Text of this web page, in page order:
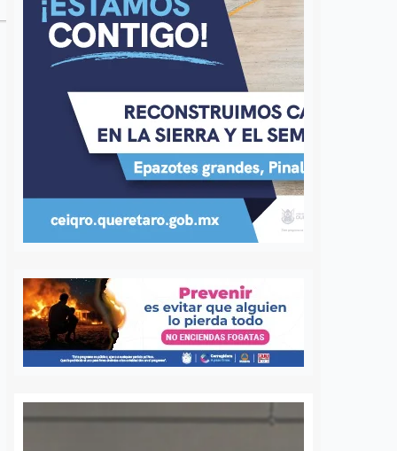
de la
la Corregidora
Felifer advierte a
permitiremos